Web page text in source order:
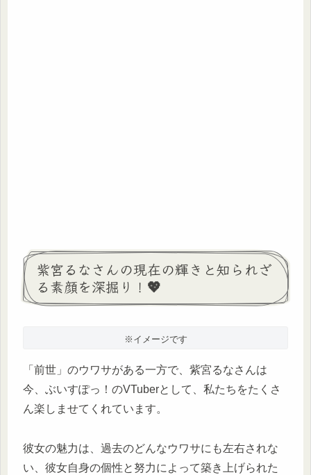
紫宮るなさんの現在の輝きと知られざ
る素顔を深掘り！💖
※イメージです
「前世」のウワサがある一方で、紫宮るなさんは
今、ぶいすぽっ！のVTuberとして、私たちをたくさ
ん楽しませてくれています。
彼女の魅力は、過去のどんなウワサにも左右されな
い、彼女自身の個性と努力によって築き上げられた